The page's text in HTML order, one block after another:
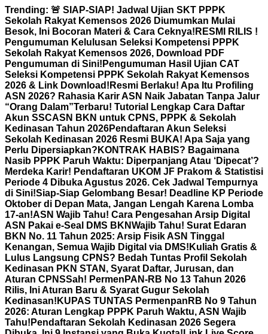
Skip
to
content
Trending: 🚨 SIAP-SIAP! Jadwal Ujian SKT PPPK
Sekolah Rakyat Kemensos 2026 Diumumkan Mulai
Besok, Ini Bocoran Materi & Cara Ceknya! RESMI RILIS !
Pengumuman Kelulusan Seleksi Kompetensi PPPK
Sekolah Rakyat Kemensos 2026, Download PDF
Pengumuman di Sini! Pengumuman Hasil Ujian CAT
Seleksi Kompetensi PPPK Sekolah Rakyat Kemensos
2026 & Link Download! Resmi Berlaku! Apa Itu Profiling
ASN 2026? Rahasia Karir ASN Naik Jabatan Tanpa Jalur
“Orang Dalam”Terbaru! Tutorial Lengkap Cara Daftar
Akun SSCASN BKN untuk CPNS, PPPK & Sekolah
Kedinasan Tahun 2026Pendaftaran Akun Seleksi
Sekolah Kedinasan 2026 Resmi BUKA! Apa Saja yang
Perlu Dipersiapkan? KONTRAK HABIS? Bagaimana
Nasib PPPK Paruh Waktu: Diperpanjang Atau ‘Dipecat’?
Merdeka Karir! Pendaftaran UKOM JF Prakom & Statistisi
Periode 4 Dibuka Agustus 2026. Cek Jadwal Tempurnya
di Sini!Siap-Siap Gelombang Besar! Deadline KP Periode
Oktober di Depan Mata, Jangan Lengah Karena Lomba
17-an!ASN Wajib Tahu! Cara Pengesahan Arsip Digital
ASN Pakai e-Seal DMS BKNWajib Tahu! Surat Edaran
BKN No. 11 Tahun 2025: Arsip Fisik ASN Tinggal
Kenangan, Semua Wajib Digital via DMS! Kuliah Gratis &
Lulus Langsung CPNS? Bedah Tuntas Profil Sekolah
Kedinasan PKN STAN, Syarat Daftar, Jurusan, dan
Aturan CPNSSah! PermenPAN-RB No 13 Tahun 2026
Rilis, Ini Aturan Baru & Syarat Gugur Sekolah
Kedinasan! KUPAS TUNTAS PermenpanRB No 9 Tahun
2026: Aturan Lengkap PPPK Paruh Waktu, ASN Wajib
Tahu! Pendaftaran Sekolah Kedinasan 2026 Segera